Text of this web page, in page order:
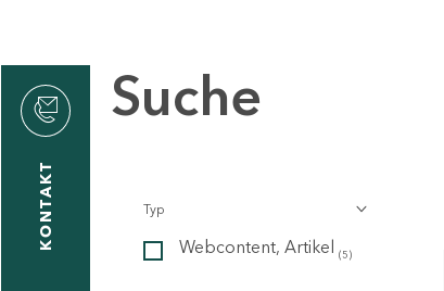
KONTAKT
Suche
Typ
Webcontent, Artikel (5)